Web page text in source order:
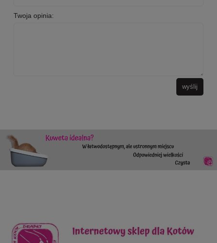
Twoja opinia:
wyślij